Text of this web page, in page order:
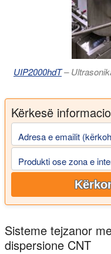
UIP2000hdT–
Kërkesë
Adresa e emailit
Produkti ose zona e
Sisteme tejzanor
dispersione CNT